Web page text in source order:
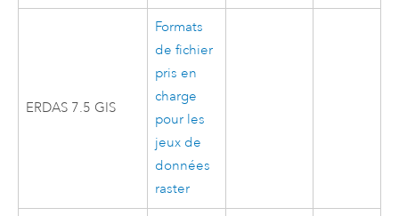
ERDAS 7.5 GIS
Formats
de fichier
pris en
charge
pour les
jeux de
données
raster